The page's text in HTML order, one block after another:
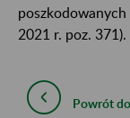
2021 r. poz. 371).
Powrót